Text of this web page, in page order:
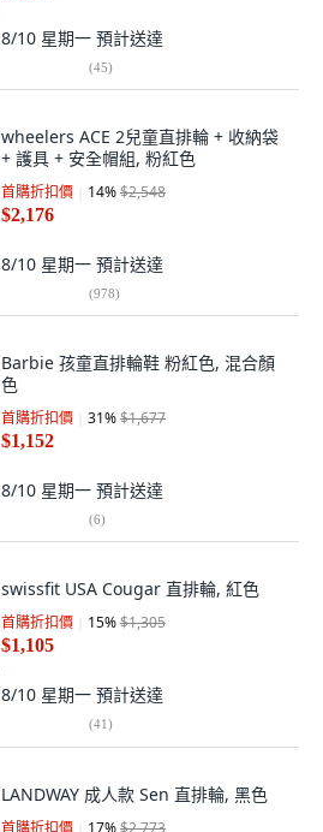
8/10 星期一 預計送達
(45)
wheelers ACE 2兒童直排輪 + 收納袋
+ 護具 + 安全帽組, 粉紅色
首購折扣價 14%$2,548
$2,176
8/10 星期一 預計送達
(978)
Barbie 孩童直排輪鞋 粉紅色, 混合顏
色
首購折扣價 31%$1,677
$1,152
8/10 星期一 預計送達
(6)
swissfit USA Cougar 直排輪, 紅色
首購折扣價 15%$1,305
$1,105
8/10 星期一 預計送達
(41)
LANDWAY 成人款 Sen 直排輪, 黑色
首購折扣價 17%$2,773